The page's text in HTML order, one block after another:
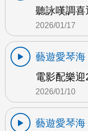
聽詠嘆調
2026/01/17
藝遊愛琴海
電影配樂
2026/01/10
藝遊愛琴海